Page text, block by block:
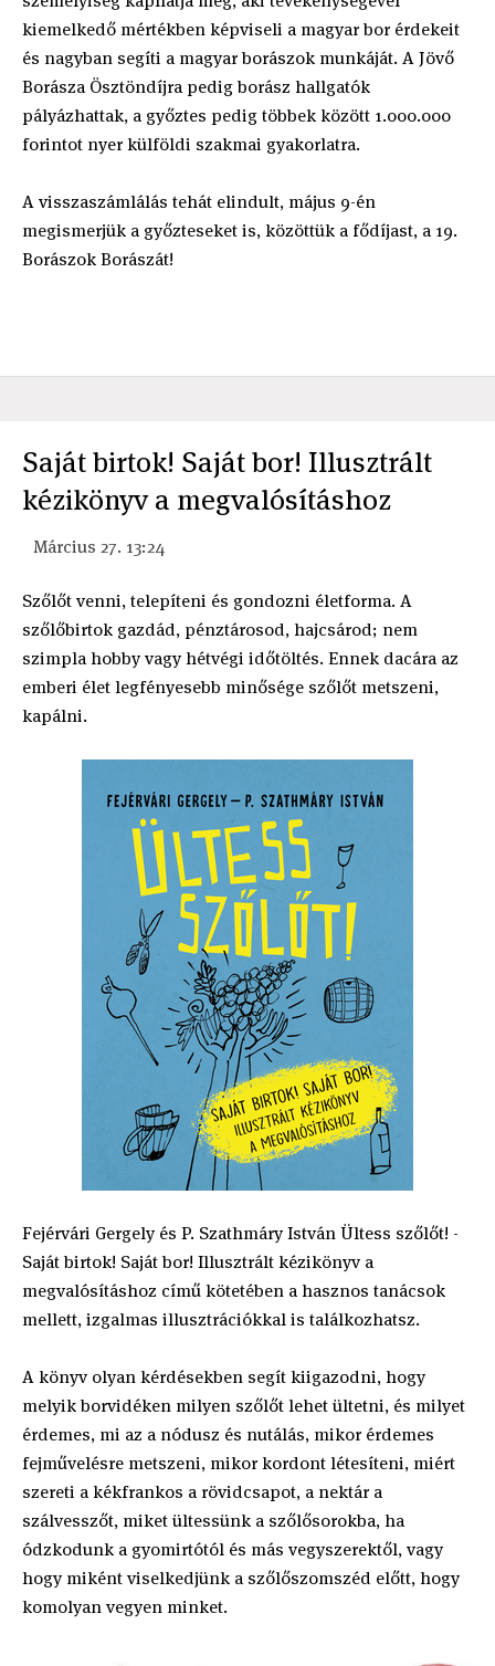
kiemelkedő mértékben képviseli a magyar bor érdekeit
és nagyban segíti a magyar borászok munkáját. A Jövő
Borásza Ösztöndíjra pedig borász hallgatók
pályázhattak, a győztes pedig többek között 1.000.000
forintot nyer külföldi szakmai gyakorlatra.
A visszaszámlálás tehát elindult, május 9-én
megismerjük a győzteseket is, közöttük a fődíjast, a 19.
Borászok Borászát!
Saját birtok! Saját bor! Illusztrált
kézikönyv a megvalósításhoz
Március 27. 13:24
Szőlőt venni, telepíteni és gondozni életforma. A
szőlőbirtok gazdád, pénztárosod, hajcsárod; nem
szimpla hobby vagy hétvégi időtöltés. Ennek dacára az
emberi élet legfényesebb minősége szőlőt metszeni,
kapálni.
Fejérvári Gergely és P. Szathmáry István Ültess szőlőt! -
Saját birtok! Saját bor! Illusztrált kézikönyv a
megvalósításhoz című kötetében a hasznos tanácsok
mellett, izgalmas illusztrációkkal is találkozhatsz.
A könyv olyan kérdésekben segít kiigazodni, hogy
melyik borvidéken milyen szőlőt lehet ültetni, és milyet
érdemes, mi az a nódusz és nutálás, mikor érdemes
fejművelésre metszeni, mikor kordont létesíteni, miért
szereti a kékfrankos a rövidcsapot, a nektár a
szálvesszőt, miket ültessünk a szőlősorokba, ha
ódzkodunk a gyomirtótól és más vegyszerektől, vagy
hogy miként viselkedjünk a szőlőszomszéd előtt, hogy
komolyan vegyen minket.